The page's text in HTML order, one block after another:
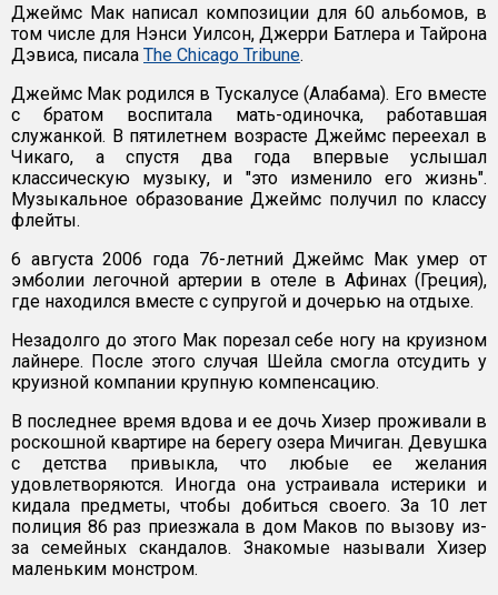
Джеймс Мак написал композиции для 60 альбомов, в
том числе для Нэнси Уилсон, Джерри Батлера и Тайрона
Дэвиса, писала The Chicago Tribune.
Джеймс Мак родился в Тускалусе (Алабама). Его вместе
с братом воспитала мать-одиночка, работавшая
служанкой. В пятилетнем возрасте Джеймс переехал в
Чикаго, а спустя два года впервые услышал
классическую музыку, и "это изменило его жизнь".
Музыкальное образование Джеймс получил по классу
флейты.
6 августа 2006 года 76-летний Джеймс Мак умер от
эмболии легочной артерии в отеле в Афинах (Греция),
где находился вместе с супругой и дочерью на отдыхе.
Незадолго до этого Мак порезал себе ногу на круизном
лайнере. После этого случая Шейла смогла отсудить у
круизной компании крупную компенсацию.
В последнее время вдова и ее дочь Хизер проживали в
роскошной квартире на берегу озера Мичиган. Девушка
с детства привыкла, что любые ее желания
удовлетворяются. Иногда она устраивала истерики и
кидала предметы, чтобы добиться своего. За 10 лет
полиция 86 раз приезжала в дом Маков по вызову из-
за семейных скандалов. Знакомые называли Хизер
маленьким монстром.